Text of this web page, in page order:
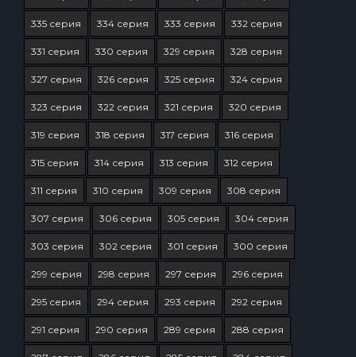
335 серия 334 серия 333 серия 332 серия
331 серия 330 серия 329 серия 328 серия
327 серия 326 серия 325 серия 324 серия
323 серия 322 серия 321 серия 320 серия
319 серия 318 серия 317 серия 316 серия
315 серия 314 серия 313 серия 312 серия
311 серия 310 серия 309 серия 308 серия
307 серия 306 серия 305 серия 304 серия
303 серия 302 серия 301 серия 300 серия
299 серия 298 серия 297 серия 296 серия
295 серия 294 серия 293 серия 292 серия
291 серия 290 серия 289 серия 288 серия